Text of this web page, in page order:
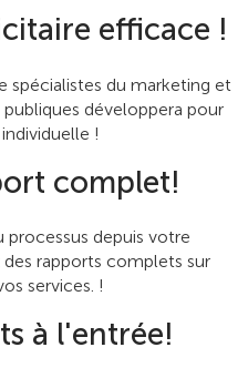
efficace !
spécialistes du marketing et
développera pour
!
complet!
depuis votre
rapports complets sur
services. !
à l'entrée!